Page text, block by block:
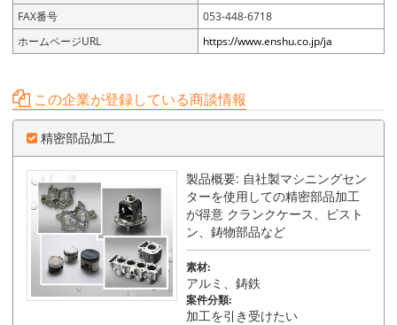
FAX番号
053-448-6718
ホームページURL
https://www.enshu.co.jp/ja
この企業が登録している商談情報
精密部品加工
製品概要: 自社製マシニングセン
ターを使用しての精密部品加工
が得意 クランクケース、ピスト
ン、鋳物部品など
素材:
アルミ、鋳鉄
案件分類:
加工を引き受けたい